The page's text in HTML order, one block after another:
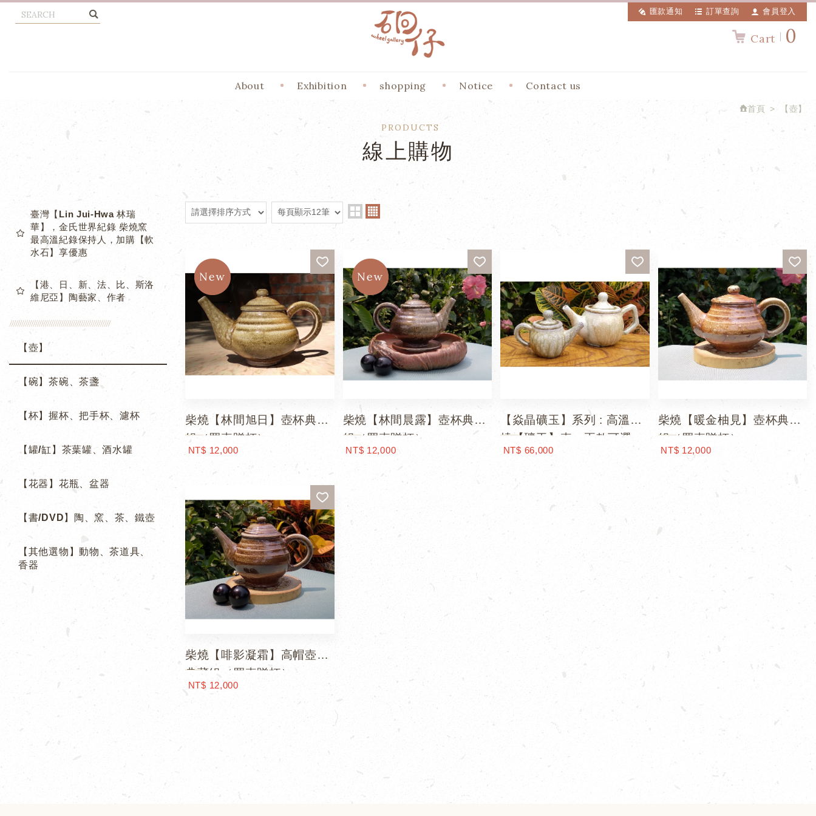
匯款通知 訂單查詢 會員登入
Cart 0
About Exhibition shopping Notice Contact us
首頁 【壺】
PRODUCTS
線上購物
臺灣【Lin Jui-Hwa 林瑞
華】，金氏世界紀錄 柴燒窯
最高溫紀錄保持人，加購【軟
水石】享優惠
【港、日、新、法、比、斯洛
維尼亞】陶藝家、作者
【壺】
【碗】茶碗、茶盞
【杯】握杯、把手杯、濾杯
【罐/缸】茶葉罐、酒水罐
【花器】花瓶、盆器
【書/DVD】陶、窯、茶、鐵壺
【其他選物】動物、茶道具、
香器
柴燒【林間旭日】壺杯典藏
組（買壺贈杯）
NT$ 12,000
柴燒【林間晨露】壺杯典藏
組（買壺贈杯）
NT$ 12,000
【焱晶礦玉】系列 : 高溫柴
燒【礦玉】壺，兩款可選
NT$ 66,000
柴燒【暖金柚見】壺杯典藏
組（買壺贈杯）
NT$ 12,000
柴燒【啡影凝霜】高帽壺杯
典藏組（買壺贈杯）
NT$ 12,000